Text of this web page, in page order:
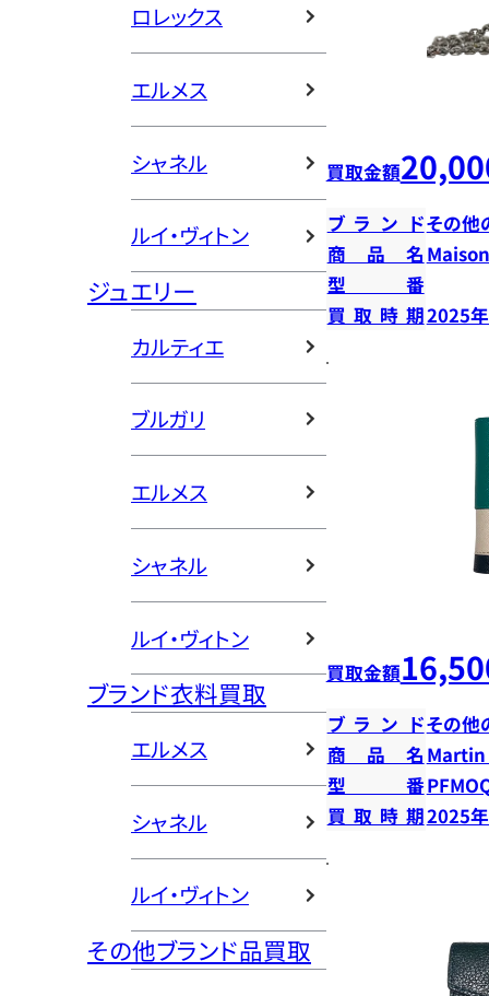
ロレックス
エルメス
シャネル
ルイ・ヴィトン
ジュエリー
カルティエ
ブルガリ
エルメス
シャネル
ルイ・ヴィトン
ブランド衣料買取
エルメス
シャネル
ルイ・ヴィトン
その他ブランド品買取
買取金額
ブランドその他
商品名
型番
買取時期2025
買取金額
ブランドその他
商品名 Martin
型番
買取時期2025